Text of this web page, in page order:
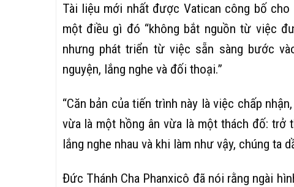
Tài liệu mới nhất được Vatican công bố
một điều gì đó “không bắt nguồn từ việc
nhưng phát triển từ việc sẵn sàng bước
nguyện, lắng nghe và đối thoại.”
“Căn bản của tiến trình này là việc chấp
vừa là một hồng ân vừa là một thách đố: trở
lắng nghe nhau và khi làm như vậy, chúng ta
Đức Thánh Cha Phanxicô đã nói rằng ngài